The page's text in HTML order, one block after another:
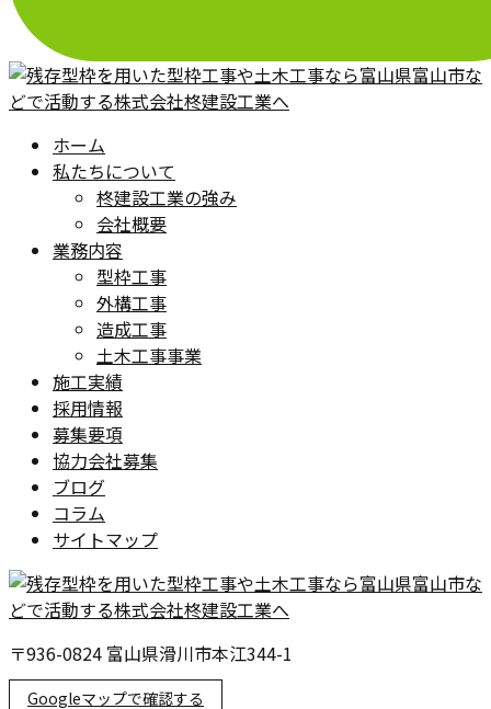
ホーム
私たちについて
柊建設工業の強み
会社概要
業務内容
型枠工事
外構工事
造成工事
土木工事事業
施工実績
採用情報
募集要項
協力会社募集
ブログ
コラム
サイトマップ
〒936-0824 富山県滑川市本江344-1
Googleマップで確認する